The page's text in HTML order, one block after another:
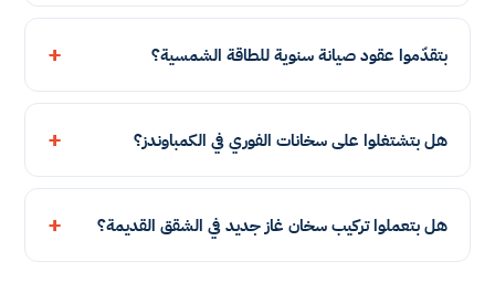
بتقدّموا عقود صيانة سنوية للطاقة الشمسية؟
هل بتشتغلوا على سخانات الفوري في الكمباوندز؟
هل بتعملوا تركيب سخان غاز جديد في الشقق القديمة؟